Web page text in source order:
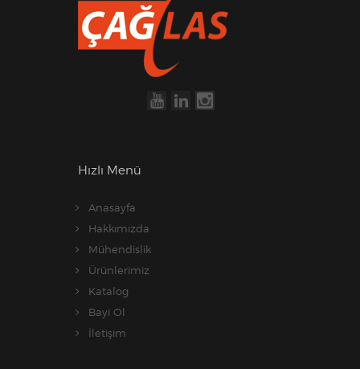
Hızlı Menü
Anasayfa
Hakkımızda
Mühendislik
Ürünlerimiz
Katalog
Bayi Ol
İletişim